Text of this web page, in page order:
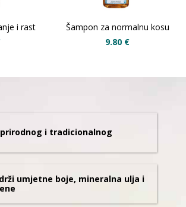
i rast
Šampon za normalnu kosu
9.80 €
prirodnog i tradicionalnog
umjetne boje, mineralna ulja i